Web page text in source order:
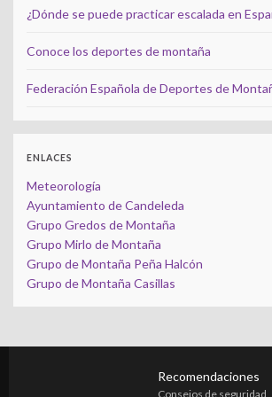
¿Dónde se puede practicar escalada en
Conoce los deportes de montaña
Federación Española de Deportes de
ENLACES
Meteorología
Ayuntamiento de Candeleda
Grupo Gredos de Montaña
Grupo Mirlo de Montaña
Grupo de Montaña Peña Halcón
Grupo de Montaña Casillas
Recomendaciones
Consejos de seguridad